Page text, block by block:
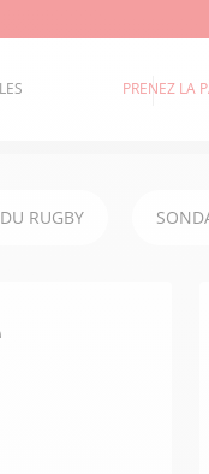
PRENEZ LA
RUGBY